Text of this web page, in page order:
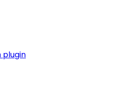
plugin